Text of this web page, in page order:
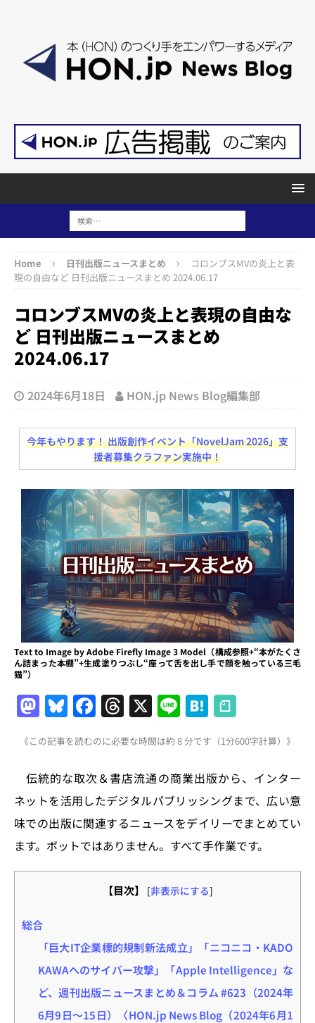
Home 日刊出版ニュースまとめ
コロンブスMVの炎上と表
現の自由など 日刊出版ニュースまとめ 2024.06.17
コロンブスMVの炎上と表現の自由な
ど 日刊出版ニュースまとめ
2024.06.17
2024年6月18日 HON.jp News Blog編集部
今年もやります！ 出版創作イベント「NovelJam 2026」支
援者募集クラファン実施中！
Text to Image by Adobe Firefly Image 3 Model（構成参照+“本がたくさ
ん詰まった本棚”+生成塗りつぶし“座って舌を出し手で顔を触っている三毛
猫”）
M
a
st
o
d
o
n
Bl
u
e
s
k
y
F
a
c
e
b
o
o
k
T
h
re
a
d
s
X Li
n
e
H
at
e
n
a
《この記事を読むのに必要な時間は約 8 分です（1分600字計算）》
伝統的な取次＆書店流通の商業出版から、インター
ネットを活用したデジタルパブリッシングまで、広い意
味での出版に関連するニュースをデイリーでまとめてい
ます。ボットではありません。すべて手作業です。
【目次】 [非表示にする]
総合
「巨大IT企業標的規制新法成立」「ニコニコ・KADO
KAWAへのサイバー攻撃」「Apple Intelligence」な
ど、週刊出版ニュースまとめ＆コラム #623（2024年
6月9日～15日）〈HON.jp News Blog（2024年6月1